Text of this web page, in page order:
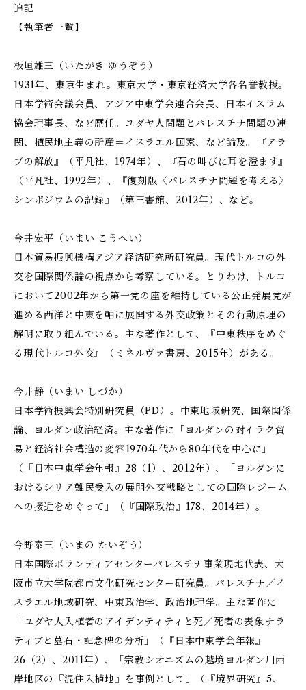
追記
【執筆者一覧】
板垣雄三（いたがき ゆうぞう）
1931年、東京生まれ。東京大学・東京経済大学各名誉教授。
日本学術会議会員、アジア中東学会連合会長、日本イスラム
協会理事長、など歴任。ユダヤ人問題とパレスチナ問題の連
関、植民地主義の所産＝イスラエル国家、など論及。『アラ
ブの解放』（平凡社、1974年）、『石の叫びに耳を澄ます』
（平凡社、1992年）、『復刻版〈パレスチナ問題を考える〉
シンポジウムの記録』（第三書館、2012年）、など。
今井宏平（いまい こうへい）
日本貿易振興機構アジア経済研究所研究員。現代トルコの外
交を国際関係論の視点から考察している。とりわけ、トルコ
において2002年から第一党の座を維持している公正発展党が
進める西洋と中東を軸に展開する外交政策とその行動原理の
解明に取り組んでいる。主な著作として、『中東秩序をめぐ
る現代トルコ外交』（ミネルヴァ書房、2015年）がある。
今井静（いまい しづか）
日本学術振興会特別研究員（PD）。中東地域研究、国際関係
論、ヨルダン政治経済。主な著作に「ヨルダンの対イラク貿
易と経済社会構造の変容――1970年代から80年代を中心に」
（『日本中東学会年報』28（1）、2012年）、「ヨルダンに
おけるシリア難民受入の展開――外交戦略としての国際レジーム
への接近をめぐって」（『国際政治』178、2014年）。
今野泰三（いまの たいぞう）
日本国際ボランティアセンターパレスチナ事業現地代表、大
阪市立大学院都市文化研究センター研究員。パレスチナ／イ
スラエル地域研究、中東政治学、政治地理学。主な著作に
「ユダヤ人入植者のアイデンティティと死／死者の表象――ナラ
ティブと墓石・記念碑の分析」（『日本中東学会年報』
26（2）、2011年）、「宗教シオニズムの越境――ヨルダン川西
岸地区の『混住入植地』を事例として」（『境界研究』5、